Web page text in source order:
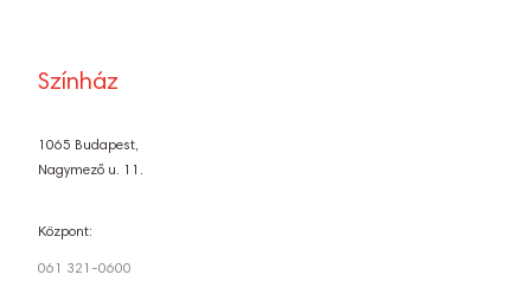
Színház
1065 Budapest,
Nagymező u. 11.
Központ:
061 321-0600